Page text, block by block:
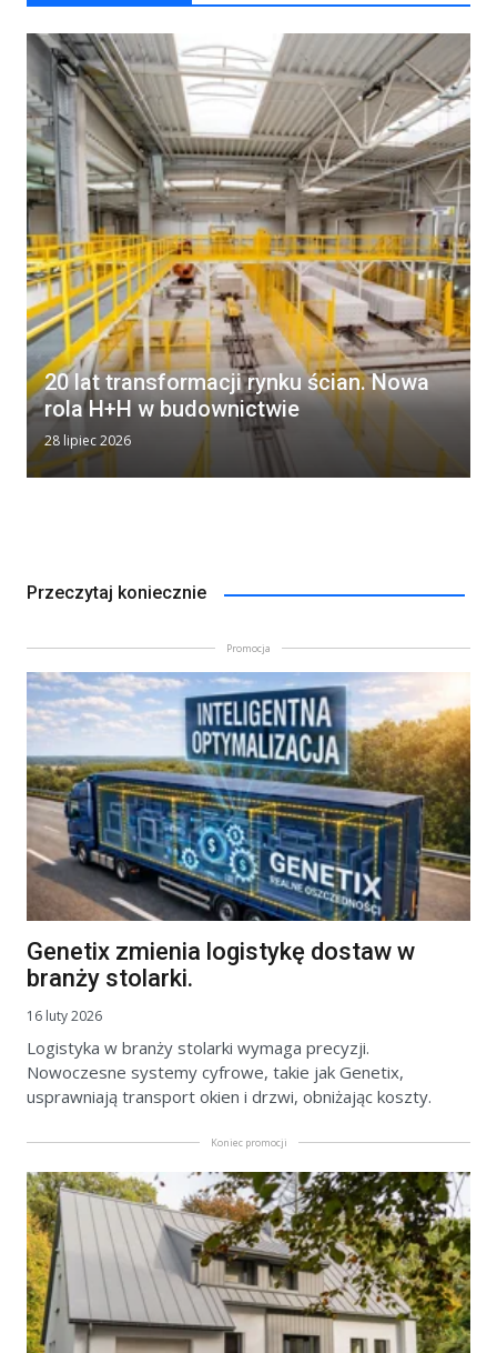
20 lat transformacji rynku ścian. Nowa
rola H+H w budownictwie
28 lipiec 2026
Przeczytaj koniecznie
Promocja
Genetix zmienia logistykę dostaw w
branży stolarki.
16 luty 2026
Logistyka w branży stolarki wymaga precyzji.
Nowoczesne systemy cyfrowe, takie jak Genetix,
usprawniają transport okien i drzwi, obniżając koszty.
Koniec promocji